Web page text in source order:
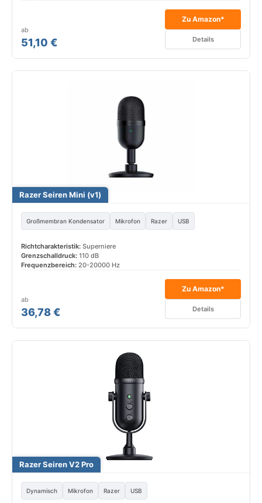
ab
51,10 €
Zu Amazon*
Details
Razer Seiren Mini (v1)
Großmembran Kondensator Mikrofon Razer USB
Richtcharakteristik: Superniere
Grenzschalldruck: 110 dB
Frequenzbereich: 20-20000 Hz
ab
36,78 €
Zu Amazon*
Details
Razer Seiren V2 Pro
Dynamisch Mikrofon Razer USB